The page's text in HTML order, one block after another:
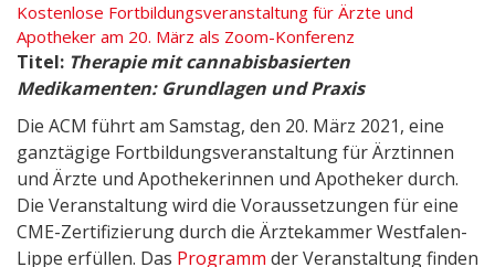
Kostenlose Fortbildungsveranstaltung für Ärzte und
Apotheker am 20. März als Zoom-Konferenz
Titel: Therapie mit cannabisbasierten
Medikamenten: Grundlagen und Praxis
Die ACM führt am Samstag, den 20. März 2021, eine
ganztägige Fortbildungsveranstaltung für Ärztinnen
und Ärzte und Apothekerinnen und Apotheker durch.
Die Veranstaltung wird die Voraussetzungen für eine
CME-Zertifizierung durch die Ärztekammer Westfalen-
Lippe erfüllen. Das Programm der Veranstaltung finden